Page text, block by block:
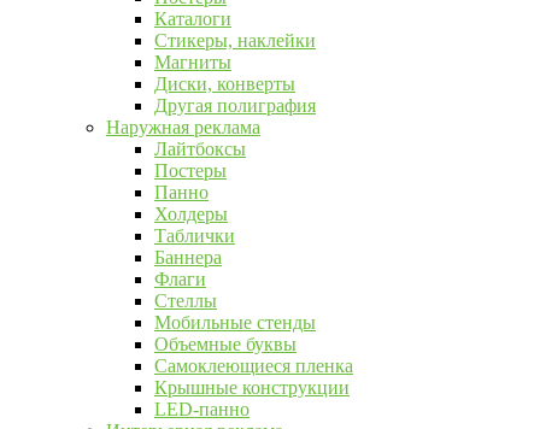
Каталоги
Стикеры, наклейки
Магниты
Диски, конверты
Другая полиграфия
Наружная реклама
Лайтбоксы
Постеры
Панно
Холдеры
Таблички
Баннера
Флаги
Стеллы
Мобильные стенды
Объемные буквы
Самоклеющиеся пленка
Крышные конструкции
LED-панно